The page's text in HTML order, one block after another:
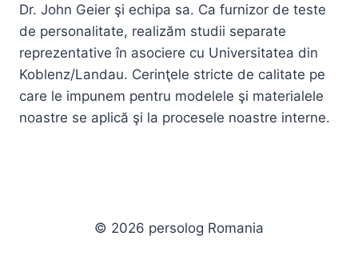
Dr. John Geier şi echipa sa. Ca furnizor de teste
de personalitate, realizăm studii separate
reprezentative în asociere cu Universitatea din
Koblenz/Landau. Cerinţele stricte de calitate pe
care le impunem pentru modelele şi materialele
noastre se aplică şi la procesele noastre interne.
© 2026 persolog Romania